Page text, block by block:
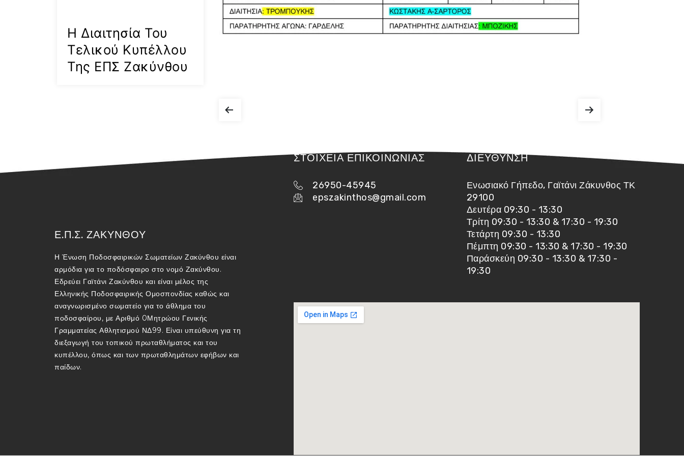
Η Διαιτησία Του
Τελικού Κυπέλλου
Της ΕΠΣ Ζακύνθου
Ε.Π.Σ. ΖΑΚΥΝΘΟΥ
Η Ένωση Ποδοσφαιρικών Σωματείων Ζακύνθου είναι
αρμόδια για το ποδόσφαιρο στο νομό Ζακύνθου.
Εδρεύει Γαϊτάνι Ζακύνθου και είναι μέλος της
Ελληνικής Ποδοσφαιρικής Ομοσπονδίας καθώς και
αναγνωρισμένο σωματείο για το άθλημα του
ποδοσφαίρου, με Αριθμό 0Μητρώου Γενικής
Γραμματείας Αθλητισμού ΝΔ99. Είναι υπεύθυνη για τη
διεξαγωγή του τοπικού πρωταθλήματος και του
κυπέλλου, όπως και των πρωταθλημάτων εφήβων και
παίδων.
ΣΤΟΙΧΕΙΑ ΕΠΙΚΟΙΝΩΝΙΑΣ
26950-45945
epszakinthos@gmail.com
ΔΙΕΥΘΥΝΣΗ
Ενωσιακό Γήπεδο, Γαϊτάνι Ζάκυνθος ΤΚ
29100
Δευτέρα 09:30 - 13:30
Τρίτη 09:30 - 13:30 & 17:30 - 19:30
Τετάρτη 09:30 - 13:30
Πέμπτη 09:30 - 13:30 & 17:30 - 19:30
Παράσκεύη 09:30 - 13:30 & 17:30 -
19:30